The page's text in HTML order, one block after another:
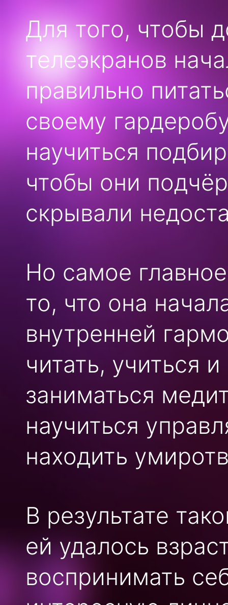
Для того, чтобы
телеэкранов
правильно
своему
научиться
чтобы они
скрывали
Но самое
то, что она
внутренней
читать, учиться
заниматься
научиться
находить
В результате
ей удалось
воспринимать